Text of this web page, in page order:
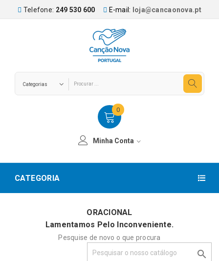
Telefone: 249 530 600 E-mail: loja@cancaonova.pt
0
Minha Conta
CATEGORIA
ORACIONAL
Lamentamos Pelo Inconveniente.
Pesquise de novo o que procura
